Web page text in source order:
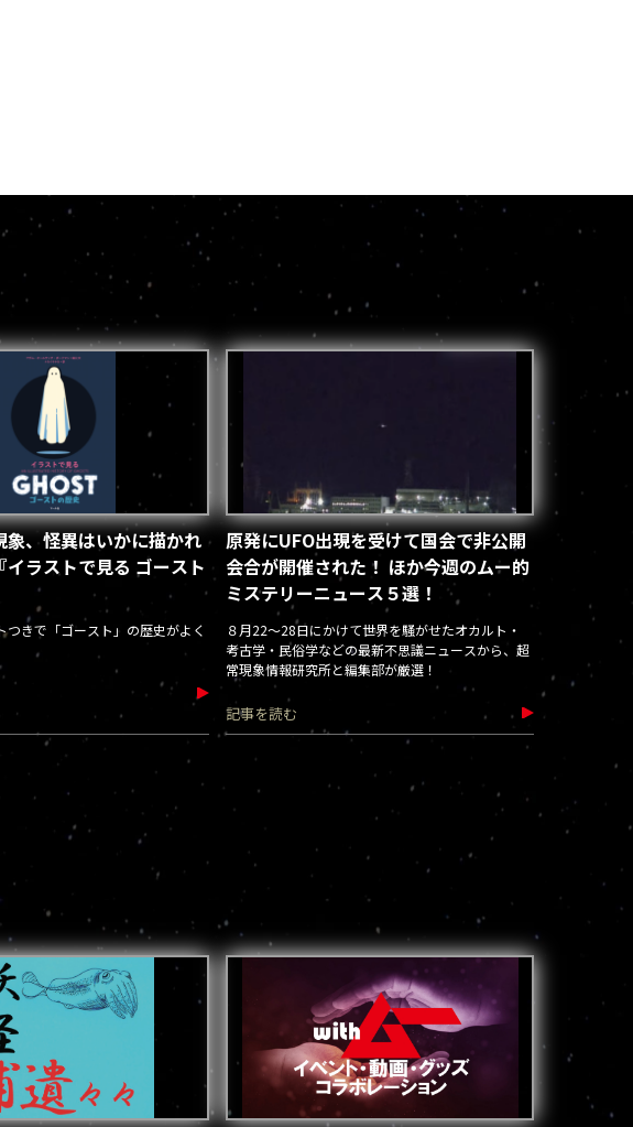
象、怪異はいかに描かれ
イラストで見る ゴースト
つきで「ゴースト」の歴史がよく
原発にUFO出現を受けて国会で非公開
会合が開催された！ ほか今週のムー的
ミステリーニュース５選！
８月22～28日にかけて世界を騒がせたオカルト・
考古学・民俗学などの最新不思議ニュースから、超
常現象情報研究所と編集部が厳選！
記事を読む